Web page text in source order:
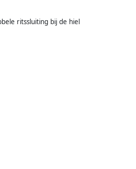
ritssluiting bij de hiel